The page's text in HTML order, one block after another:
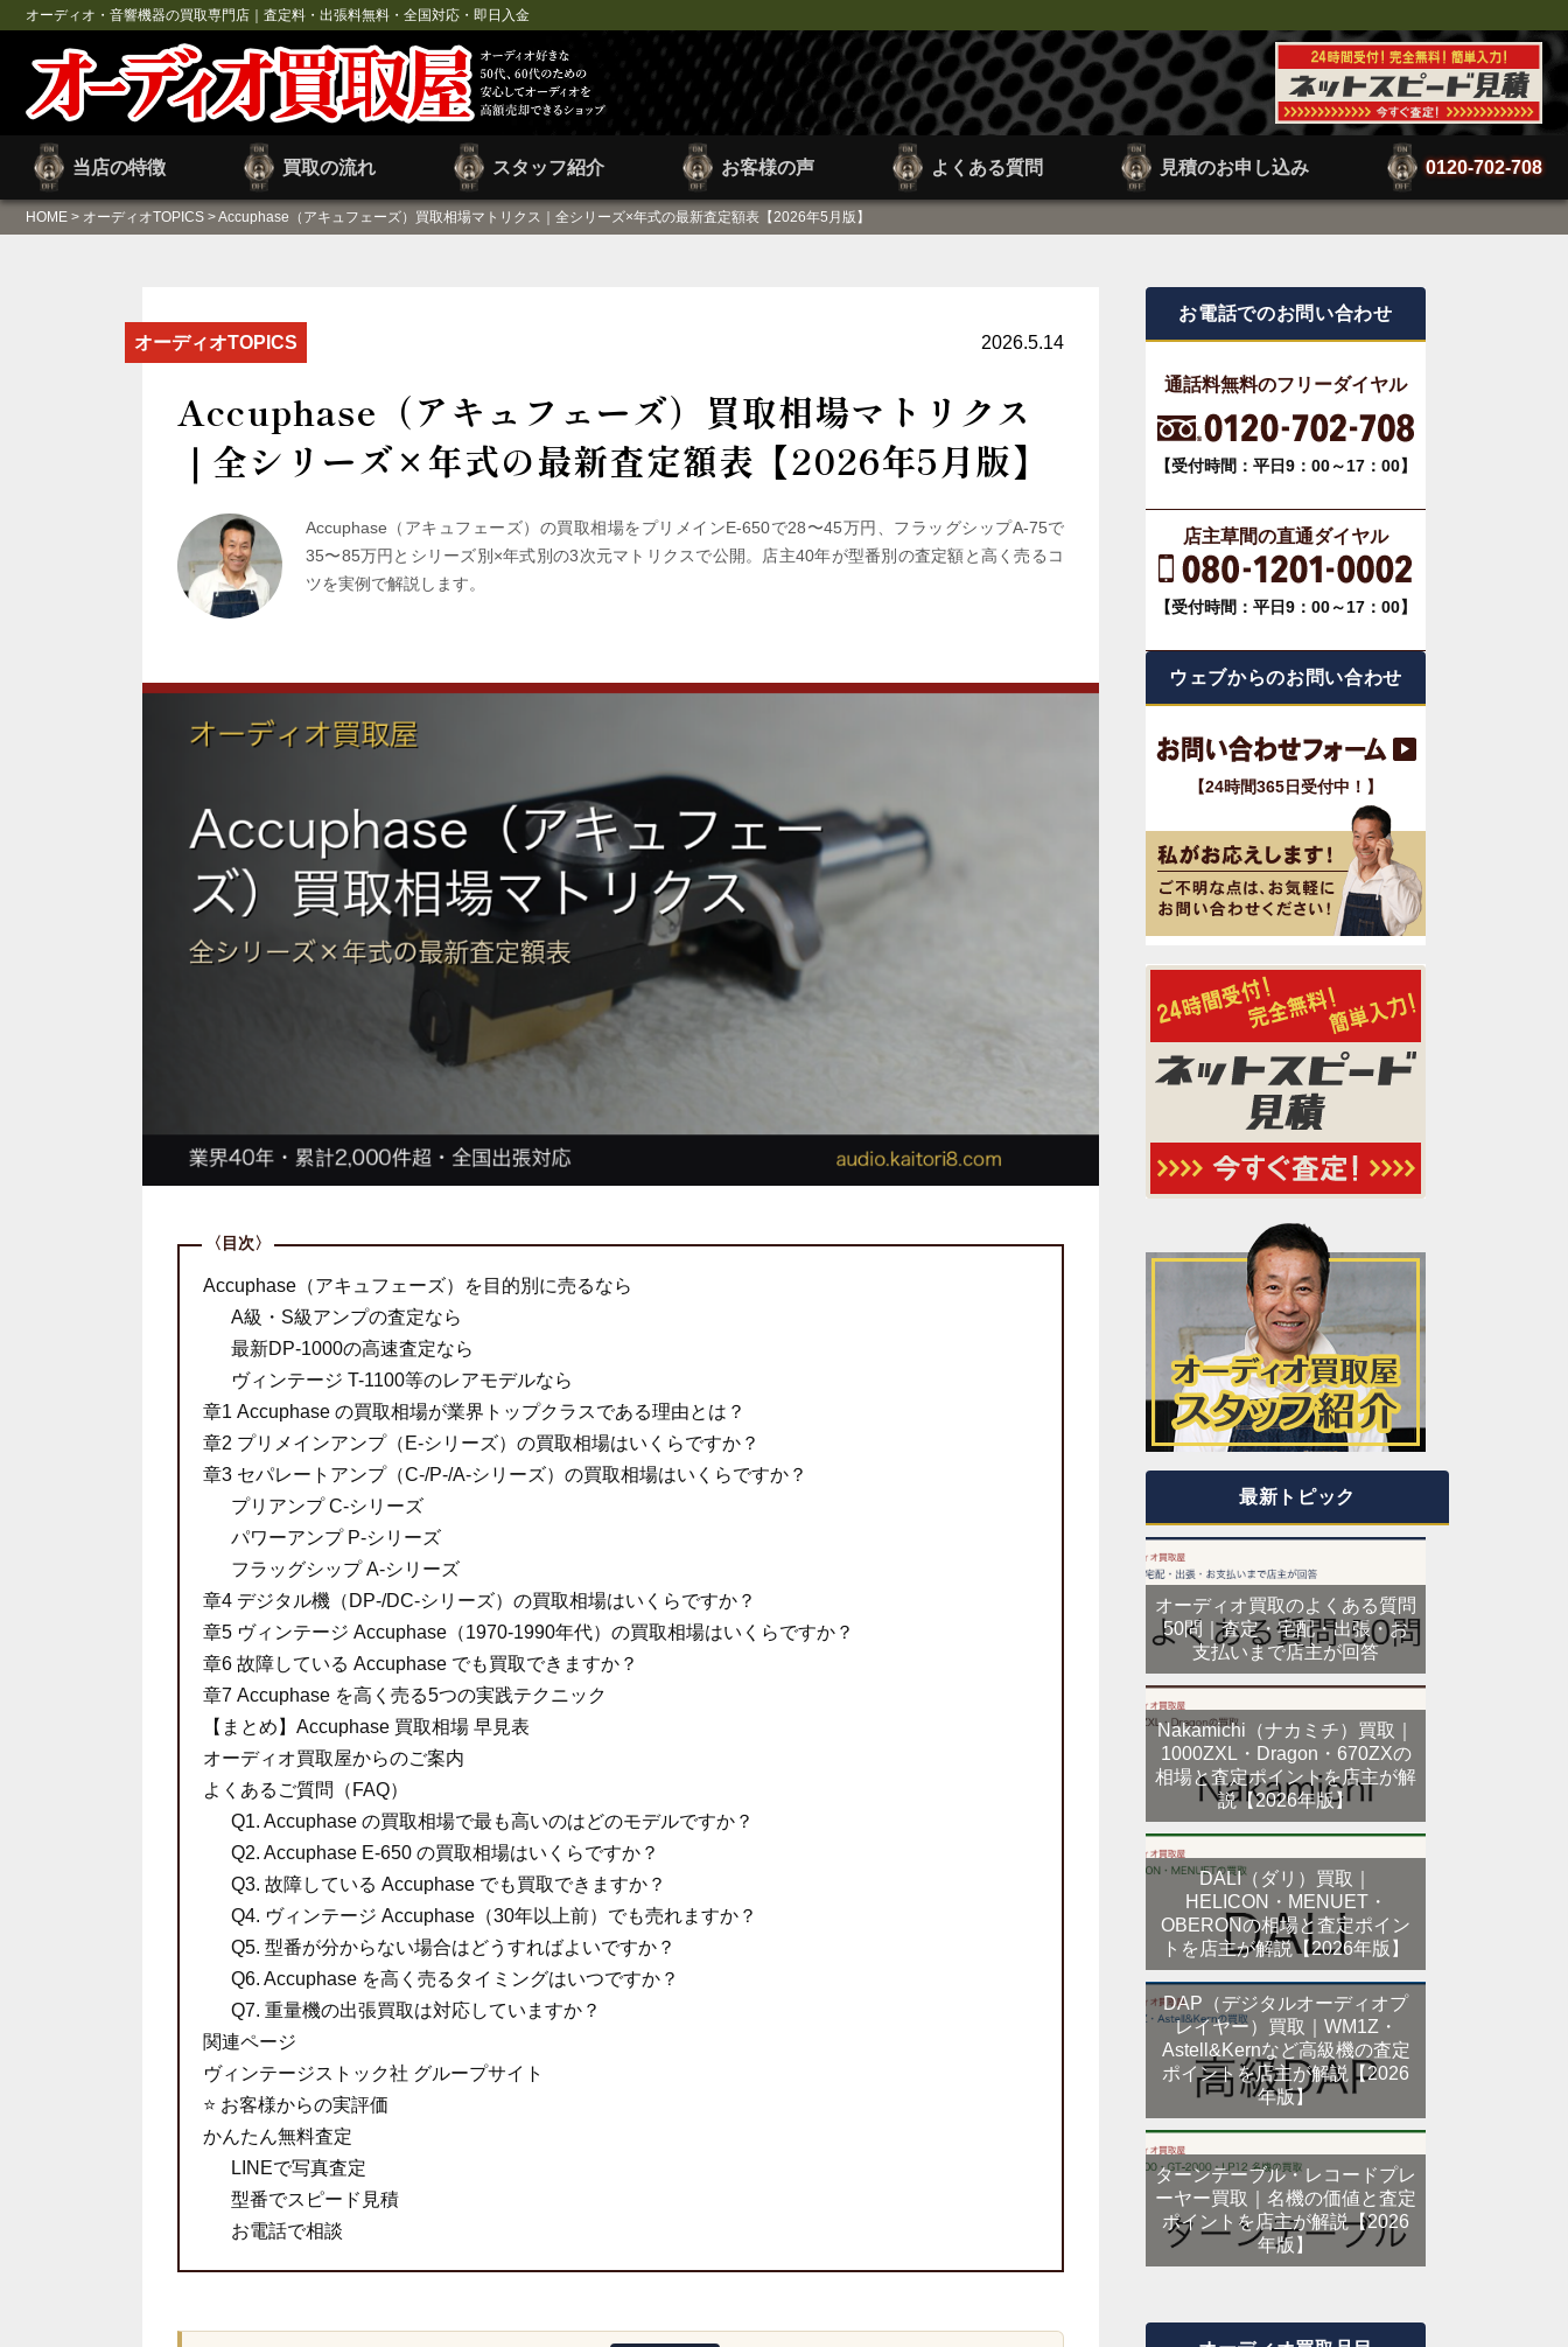
オーディオ・音響機器の買取専門店｜査定料・出張料無料・全国対応・即日入金
当店の特徴 買取の流れ スタッフ紹介 お客様の声 よくある質問 見積のお申し込み 0120-702-708
HOME > オーディオTOPICS >Accuphase（アキュフェーズ）買取相場マトリクス｜全シリーズ×年式の最新査定額表【2026年5月版】
オーディオTOPICS 2026.5.14
Accuphase（アキュフェーズ）買取相場マトリクス
｜全シリーズ×年式の最新査定額表【2026年5月版】
Accuphase（アキュフェーズ）の買取相場をプリメインE-650で28〜45万円、フラッグシップA-75で
35〜85万円とシリーズ別×年式別の3次元マトリクスで公開。店主40年が型番別の査定額と高く売るコ
ツを実例で解説します。
Accuphase（アキュフェーズ）を目的別に売るなら
A級・S級アンプの査定なら
最新DP-1000の高速査定なら
ヴィンテージ T-1100等のレアモデルなら
章1 Accuphase の買取相場が業界トップクラスである理由とは？
章2 プリメインアンプ（E-シリーズ）の買取相場はいくらですか？
章3 セパレートアンプ（C-/P-/A-シリーズ）の買取相場はいくらですか？
プリアンプ C-シリーズ
パワーアンプ P-シリーズ
フラッグシップ A-シリーズ
章4 デジタル機（DP-/DC-シリーズ）の買取相場はいくらですか？
章5 ヴィンテージ Accuphase（1970-1990年代）の買取相場はいくらですか？
章6 故障している Accuphase でも買取できますか？
章7 Accuphase を高く売る5つの実践テクニック
【まとめ】Accuphase 買取相場 早見表
オーディオ買取屋からのご案内
よくあるご質問（FAQ）
Q1. Accuphase の買取相場で最も高いのはどのモデルですか？
Q2. Accuphase E-650 の買取相場はいくらですか？
Q3. 故障している Accuphase でも買取できますか？
Q4. ヴィンテージ Accuphase（30年以上前）でも売れますか？
Q5. 型番が分からない場合はどうすればよいですか？
Q6. Accuphase を高く売るタイミングはいつですか？
Q7. 重量機の出張買取は対応していますか？
関連ページ
ヴィンテージストック社 グループサイト
⭐ お客様からの実評価
かんたん無料査定
LINEで写真査定
型番でスピード見積
お電話で相談
お電話でのお問い合わせ
通話料無料のフリーダイヤル
【受付時間：平日9：00～17：00】
店主草間の直通ダイヤル
【受付時間：平日9：00～17：00】
ウェブからのお問い合わせ
【24時間365日受付中！】
最新トピック
オーディオ買取のよくある質問
50問｜査定・宅配・出張・お
支払いまで店主が回答
Nakamichi（ナカミチ）買取｜
1000ZXL・Dragon・670ZXの
相場と査定ポイントを店主が解
説【2026年版】
DALI（ダリ）買取｜
HELICON・MENUET・
OBERONの相場と査定ポイン
トを店主が解説【2026年版】
DAP（デジタルオーディオプ
レイヤー）買取｜WM1Z・
Astell&Kernなど高級機の査定
ポイントを店主が解説【2026
年版】
ターンテーブル・レコードプレ
ーヤー買取｜名機の価値と査定
ポイントを店主が解説【2026
年版】